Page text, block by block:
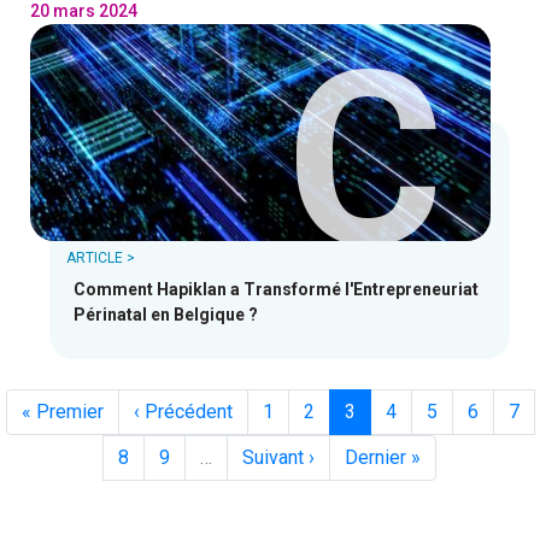
20 mars 2024
C
ARTICLE >
Comment Hapiklan a Transformé l'Entrepreneuriat
Périnatal en Belgique ?
Première
page
« Premier
Page
précédente
‹ Précédent Page
1 Page
2
Page
courante
3 Page
4 Page
5 Page
6
7
Page
8 Page
9 …
Page
suivante
Suivant ›
Dernière
page
Dernier »